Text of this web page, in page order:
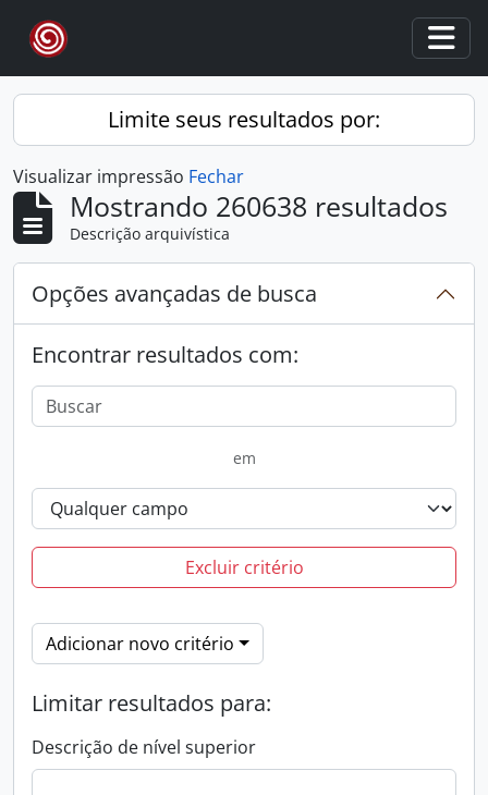
Skip to main content
Limite seus resultados por:
Visualizar impressão Fechar
Mostrando 260638 resultados
Descrição arquivística
Opções avançadas de busca
Encontrar resultados com:
em
Excluir critério
Adicionar novo critério
Limitar resultados para:
Descrição de nível superior